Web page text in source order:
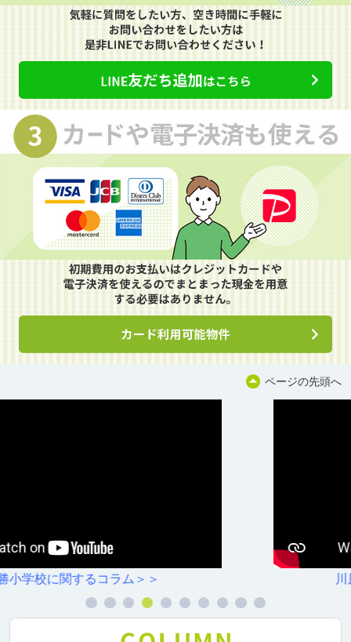
ページの先頭へ
川原小学校に関するコラム＞＞